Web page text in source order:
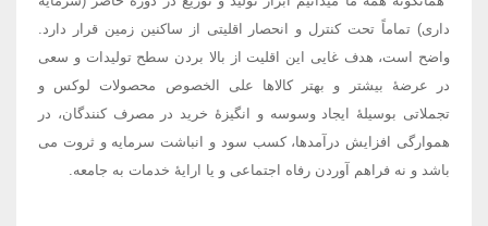
داری) تماماً تحت کنترل و انحصار اقلیتی از ساکنین زمین قرار دارد.
واضح است، هدف غایی این اقلیت از بالا بردن سطح تولیدات و سعی
در عرضۀ بیشتر و بهتر کالاها علی الخصوص محصولات لوکس و
تجملاتی بوسیلۀ ایجاد وسوسه و انگیزۀ خرید در مصرف کنندگان، در
هموارگی افزایش درآمدها، کسب سود و انباشت سرمایه و ثروت می
باشد و نه فراهم آوردن رفاه اجتماعی و یا ارایۀ خدمات به جامعه.